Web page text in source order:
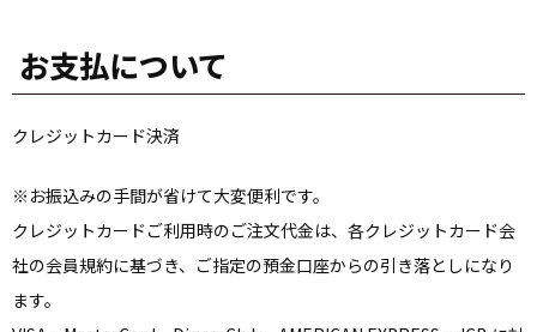
お支払について
クレジットカード決済
※お振込みの手間が省けて大変便利です。
クレジットカードご利用時のご注文代金は、各クレジットカード会
社の会員規約に基づき、ご指定の預金口座からの引き落としになり
ます。